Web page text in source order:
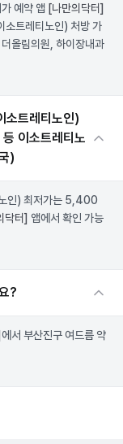
예약 앱 [나만의닥터]
소트레티노인) 처방 가
올림의원, 하이장내과
소트레티노인)
이소트레티노
)
인) 최저가는 5,400
닥터] 앱에서 확인 가능
?
에서 부산진구 여드름 약